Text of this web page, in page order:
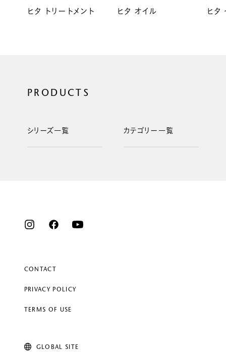
ヒタ トリートメント ヒタ オイル ヒタ
PRODUCTS
シリーズ一覧 カテゴリー一覧
CONTACT
PRIVACY POLICY
TERMS OF USE
GLOBAL SITE